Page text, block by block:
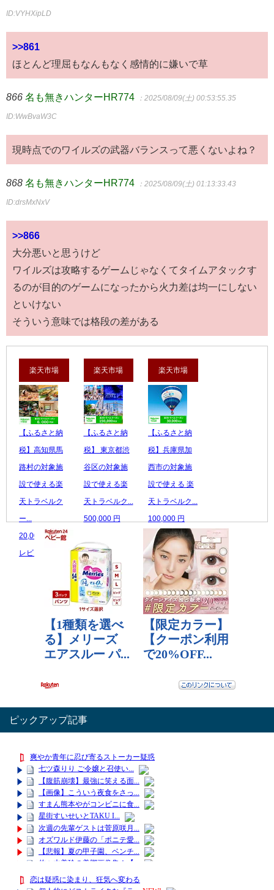
ID:VYHXipLD
>>861
ほとんど理屈もなんもなく感情的に嫌いで草
866 名も無きハンターHR774 ：2025/08/09(土) 00:53:55.35
ID:WwBvaW3C
現時点でのワイルズの武器バランスって悪くないよね？
868 名も無きハンターHR774 ：2025/08/09(土) 01:13:33.43
ID:drsMxNxV
>>866
大分悪いと思うけど
ワイルズは攻略するゲームじゃなくてタイムアタックす
るのが目的のゲームになったから火力差は均一にしない
といけない
そういう意味では格段の差がある
楽天市場
【ふるさと納
税】高知県馬
路村の対象施
設で使える楽
天トラベルク
ー...
20,000 円
レビュー数：0
楽天市場
【ふるさと納
税】 東京都渋
谷区の対象施
設で使える楽
天トラベルク...
500,000 円
楽天市場
【ふるさと納
税】兵庫県加
西市の対象施
設で使える 楽
天トラベルク...
100,000 円
レビュー数：0
ピックアップ記事